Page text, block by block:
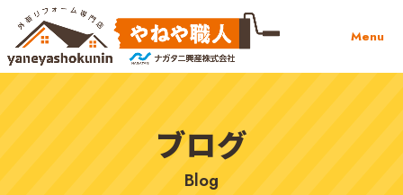
Menu
ブログ
blog